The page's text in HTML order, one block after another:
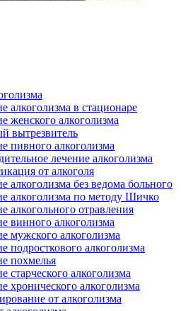
алкоголизма в стационаре
женского алкоголизма
вытрезвитель
пивного алкоголизма
лечение алкоголизма
от алкоголя
алкоголизма без ведома больного
алкоголизма по методу Шичко
алкогольного отравления
винного алкоголизма
мужского алкоголизма
подросткового алкоголизма
похмелья
старческого алкоголизма
хронического алкоголизма
от алкоголизма